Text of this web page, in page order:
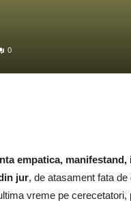
0
empatica,
jur, de atasament fata
vreme pe